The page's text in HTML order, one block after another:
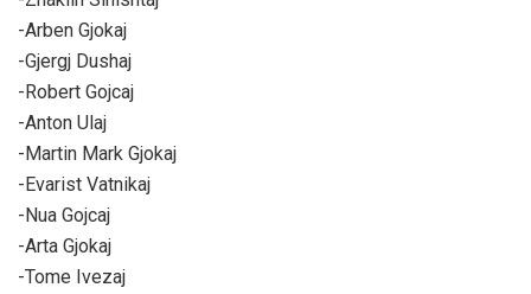
-Arben Gjokaj
-Gjergj Dushaj
-Robert Gojcaj
-Anton Ulaj
-Martin Mark Gjokaj
-Evarist Vatnikaj
-Nua Gojcaj
-Arta Gjokaj
-Tome Ivezaj